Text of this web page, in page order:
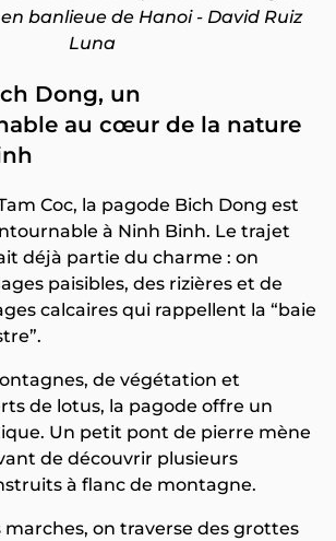
banlieue de Hanoi - David Ruiz
Luna
Dong, un
au cœur de la nature
Coc, la pagode Bich Dong est
à Ninh Binh. Le trajet
déjà partie du charme : on
paisibles, des rizières et de
calcaires qui rappellent la “baie
de végétation et
de lotus, la pagode offre un
Un petit pont de pierre mène
de découvrir plusieurs
à flanc de montagne.
on traverse des grottes